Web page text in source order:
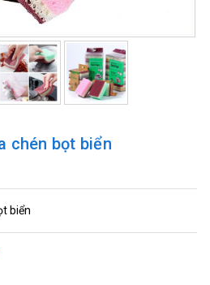
chén bọt biển
biển